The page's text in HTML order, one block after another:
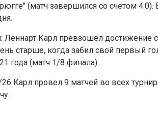
(матч завершился со счетом
Карл превзошел достижение
старше, когда забил свой первый
года (матч 1/8 финала).
Карл провел 9 матчей во всех